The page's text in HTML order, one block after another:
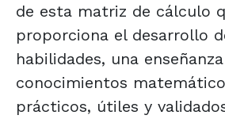
de esta matriz de cálculo
proporciona el desarrollo
habilidades, una
conocimientos
prácticos, útiles y